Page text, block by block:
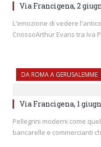
Via Francigena, 2
L'emozione di vedere
CnossoArthur Evans tra Iva
DA ROMA A GERUSALEMME
Via Francigena, 1
Pellegrini moderni come
bancarelle e commercianti